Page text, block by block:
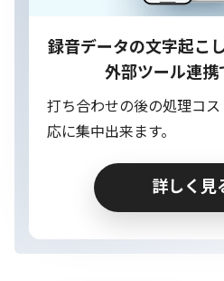
録音データの文字起こ
外部ツール連
打ち合わせの後の処理コ
応に集中出来ます。
詳しく見